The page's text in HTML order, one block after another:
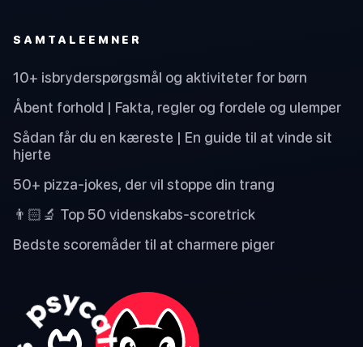
SAMTALEEMNER
10+ isbryderspørgsmål og aktiviteter for børn
Åbent forhold | Fakta, regler og fordele og ulemper
Sådan får du en kæreste | En guide til at vinde sit
hjerte
50+ pizza-jokes, der vil stoppe din trang
👨🏻‍🔬 Top 50 videnskabs-scoretrick
Bedste scoremåder til at charmere piger